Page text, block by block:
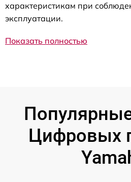
характеристикам при
эксплуатации.
Показать полностью
Цифровых